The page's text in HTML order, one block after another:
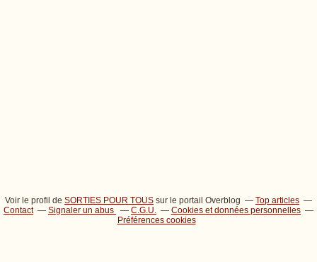
Voir le profil de SORTIES POUR TOUS sur le portail Overblog
Top articles
Contact
Signaler un abus C.G.U.
Cookies et données personnelles
Préférences cookies